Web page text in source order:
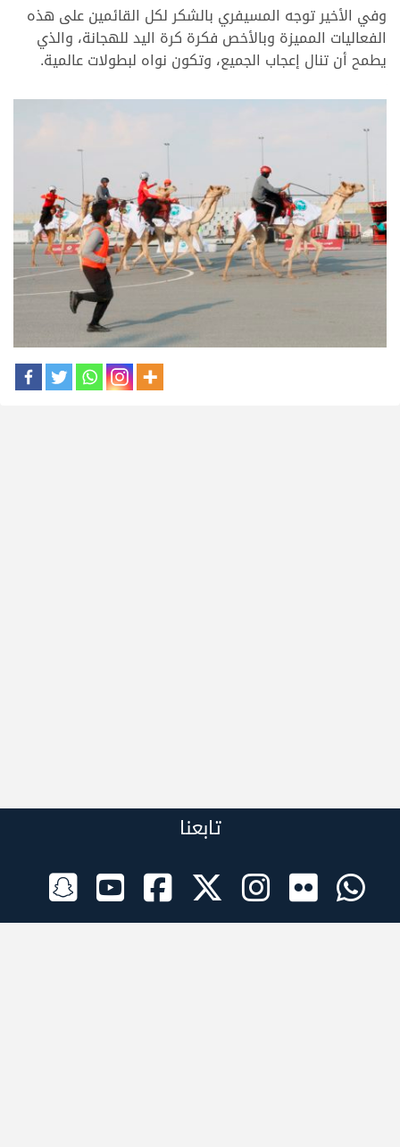
وفي الأخير توجه المسيفري بالشكر لكل القائمين على هذه
الفعاليات المميزة وبالأخص فكرة كرة اليد للهجانة، والذي
يطمح أن تنال إعجاب الجميع، وتكون نواه لبطولات عالمية.
تابعنا